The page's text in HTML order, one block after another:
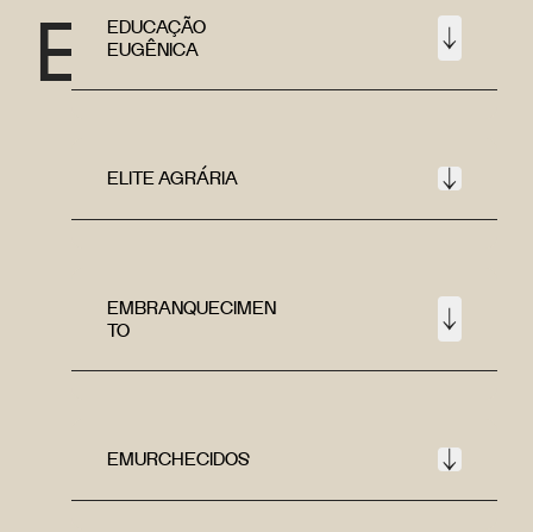
E
EDUCAÇÃO
EUGÊNICA
ELITE AGRÁRIA
EMBRANQUECIMEN
TO
EMURCHECIDOS